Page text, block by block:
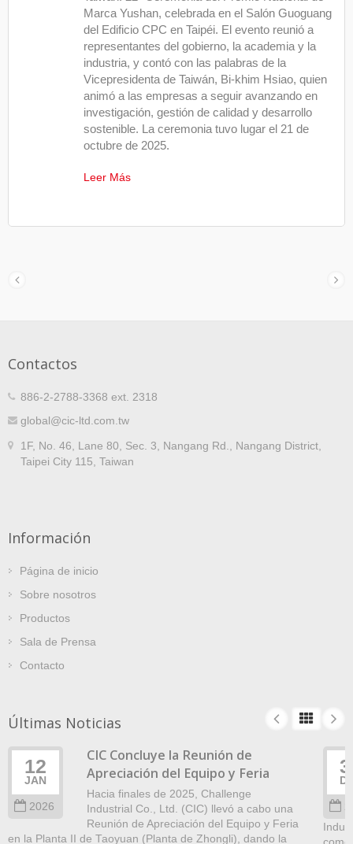
Marca Yushan, celebrada en el Salón Guoguang
del Edificio CPC en Taipéi. El evento reunió a
representantes del gobierno, la academia y la
industria, y contó con las palabras de la
Vicepresidenta de Taiwán, Bi-khim Hsiao, quien
animó a las empresas a seguir avanzando en
investigación, gestión de calidad y desarrollo
sostenible. La ceremonia tuvo lugar el 21 de
octubre de 2025.
Leer Más
Contactos
886-2-2788-3368 ext. 2318
global@cic-ltd.com.tw
1F, No. 46, Lane 80, Sec. 3, Nangang Rd., Nangang District,
Taipei City 115, Taiwan
Información
Página de inicio
Sobre nosotros
Productos
Sala de Prensa
Contacto
Últimas Noticias
12
JAN
2026
CIC Concluye la Reunión de
Apreciación del Equipo y Feria
Hacia finales de 2025, Challenge
Industrial Co., Ltd. (CIC) llevó a cabo una
Reunión de Apreciación del Equipo y Feria
en la Planta II de Taoyuan (Planta de Zhongli), dando la